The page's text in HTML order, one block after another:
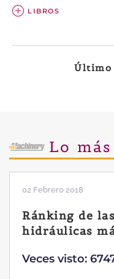
LIBROS
Último
Lo
02 Febrero 2018
Ránking de
hidráulicas
Veces visto: